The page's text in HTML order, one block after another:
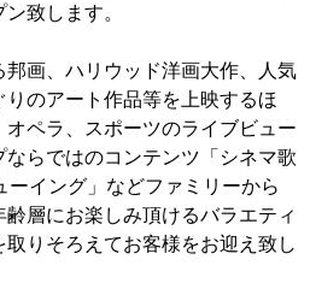
致します。
画、ハリウッド洋画大作、人気
のアート作品等を上映するほ
ペラ、スポーツのライブビュー
らではのコンテンツ「シネマ歌
ーイング」などファミリーから
層にお楽しみ頂けるバラエティ
りそろえてお客様をお迎え致し